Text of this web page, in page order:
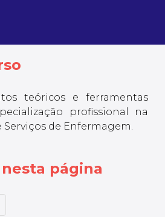
teóricos e ferramentas
profissional na
Serviços de Enfermagem.
página